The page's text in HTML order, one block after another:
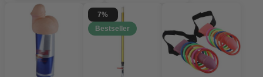
7%
Bestseller